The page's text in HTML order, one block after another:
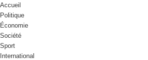
Accueil
Politique
Économie
Société
Sport
International